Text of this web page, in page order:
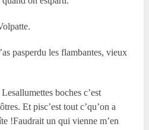
pasperdu les flambantes, vieux
boches c’est
Et pisc’est tout c’qu’on a
!Faudrait un qui vienne m’en